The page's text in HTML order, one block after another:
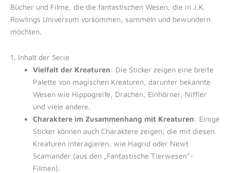
Bücher und Filme, die die fantastischen Wesen, die in J.K.
Rowlings Universum vorkommen, sammeln und bewundern
möchten.
1. Inhalt der Serie
Vielfalt der Kreaturen: Die Sticker zeigen eine breite
Palette von magischen Kreaturen, darunter bekannte
Wesen wie Hippogreife, Drachen, Einhörner, Niffler
und viele andere.
Charaktere im Zusammenhang mit Kreaturen: Einige
Sticker können auch Charaktere zeigen, die mit diesen
Kreaturen interagieren, wie Hagrid oder Newt
Scamander (aus den „Fantastische Tierwesen“-
Filmen).